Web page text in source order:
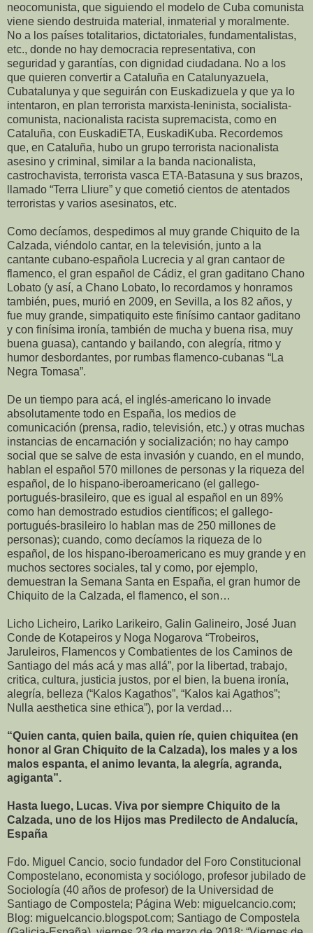
neocomunista, que siguiendo el modelo de Cuba comunista
viene siendo destruida material, inmaterial y moralmente.
No a los países totalitarios, dictatoriales, fundamentalistas,
etc., donde no hay democracia representativa, con
seguridad y garantías, con dignidad ciudadana. No a los
que quieren convertir a Cataluña en Catalunyazuela,
Cubatalunya y que seguirán con Euskadizuela y que ya lo
intentaron, en plan terrorista marxista-leninista, socialista-
comunista, nacionalista racista supremacista, como en
Cataluña, con EuskadiETA, EuskadiKuba. Recordemos
que, en Cataluña, hubo un grupo terrorista nacionalista
asesino y criminal, similar a la banda nacionalista,
castrochavista, terrorista vasca ETA-Batasuna y sus brazos,
llamado “Terra Lliure” y que cometió cientos de atentados
terroristas y varios asesinatos, etc.
Como decíamos, despedimos al muy grande Chiquito de la
Calzada, viéndolo cantar, en la televisión, junto a la
cantante cubano-española Lucrecia y al gran cantaor de
flamenco, el gran español de Cádiz, el gran gaditano Chano
Lobato (y así, a Chano Lobato, lo recordamos y honramos
también, pues, murió en 2009, en Sevilla, a los 82 años, y
fue muy grande, simpatiquito este finísimo cantaor gaditano
y con finísima ironía, también de mucha y buena risa, muy
buena guasa), cantando y bailando, con alegría, ritmo y
humor desbordantes, por rumbas flamenco-cubanas “La
Negra Tomasa”.
De un tiempo para acá, el inglés-americano lo invade
absolutamente todo en España, los medios de
comunicación (prensa, radio, televisión, etc.) y otras muchas
instancias de encarnación y socialización; no hay campo
social que se salve de esta invasión y cuando, en el mundo,
hablan el español 570 millones de personas y la riqueza del
español, de lo hispano-iberoamericano (el gallego-
portugués-brasileiro, que es igual al español en un 89%
como han demostrado estudios científicos; el gallego-
portugués-brasileiro lo hablan mas de 250 millones de
personas); cuando, como decíamos la riqueza de lo
español, de los hispano-iberoamericano es muy grande y en
muchos sectores sociales, tal y como, por ejemplo,
demuestran la Semana Santa en España, el gran humor de
Chiquito de la Calzada, el flamenco, el son…
Licho Licheiro, Lariko Larikeiro, Galin Galineiro, José Juan
Conde de Kotapeiros y Noga Nogarova “Trobeiros,
Jaruleiros, Flamencos y Combatientes de los Caminos de
Santiago del más acá y mas allá”, por la libertad, trabajo,
critica, cultura, justicia justos, por el bien, la buena ironía,
alegría, belleza (“Kalos Kagathos”, “Kalos kai Agathos”;
Nulla aesthetica sine ethica”), por la verdad…
“Quien canta, quien baila, quien ríe, quien chiquitea (en
honor al Gran Chiquito de la Calzada), los males y a los
malos espanta, el animo levanta, la alegría, agranda,
agiganta”.
Hasta luego, Lucas. Viva por siempre Chiquito de la
Calzada, uno de los Hijos mas Predilecto de Andalucía,
España
Fdo. Miguel Cancio, socio fundador del Foro Constitucional
Compostelano, economista y sociólogo, profesor jubilado de
Sociología (40 años de profesor) de la Universidad de
Santiago de Compostela; Página Web: miguelcancio.com;
Blog: miguelcancio.blogspot.com; Santiago de Compostela